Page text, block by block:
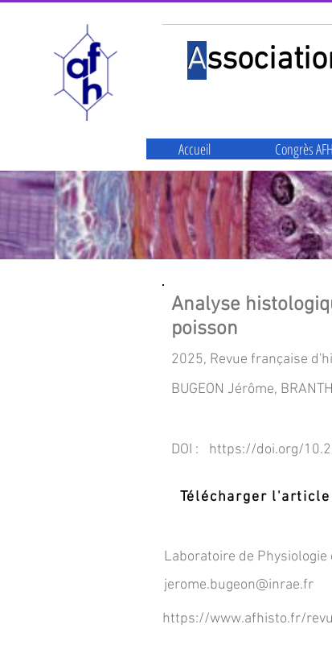
A
Accueil Congrès AFH
Analyse
poisson
2025, Revue française
BUGEON Jérôme,
DOI : https://doi.org/
Télécharger l'article
Laboratoire de Physiologie
jerome.bugeon@inrae.fr
https://www.afhisto.fr/